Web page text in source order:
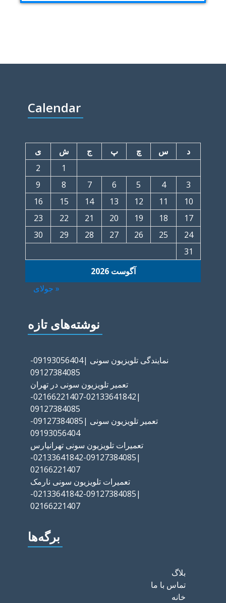
Calendar
آگوست 2026
د س چ پ ج ش
ی
1
2
3
4
5
6
7
8
9
10
11
12
13
14
15
16
17
18
19
20
21
22
23
24
25
26
27
28
29
30
31
« جولای
نوشته‌های تازه
نمایندگی تلویزیون سونی |09193056404-
09127384085
تعمیر تلویزیون سونی در تهران
|02133641842-02166221407-
09127384085
تعمیر تلویزیون سونی |09127384085-
09193056404
تعمیرات تلویزیون سونی تهرانپارس
|09127384085-02133641842-
02166221407
تعمیرات تلویزیون سونی نارمک
|09127384085-02133641842-
02166221407
برگه‌ها
بلاگ
تماس با ما
خانه